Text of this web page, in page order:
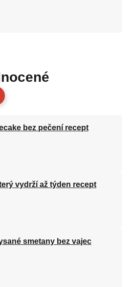
bez pečení recept
vydrží až týden recept
smetany bez vajec